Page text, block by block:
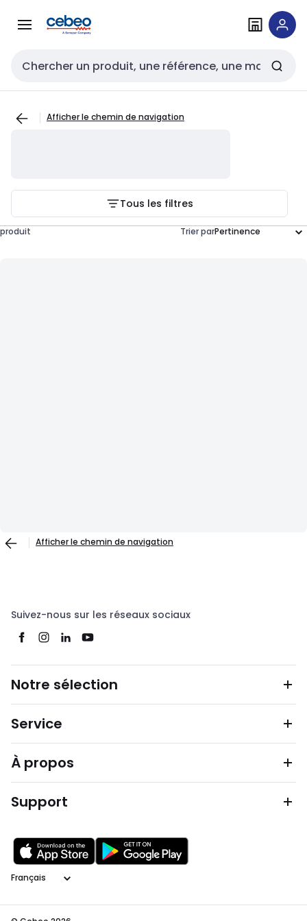
navigationau
Entrée de recherche
Afficher le chemin de navigation
Tous les filtres
produit Trier par
Afficher le chemin de navigation
Suivez-nous sur les réseaux sociaux
Notre sélection
Service
À propos
Support
Langage